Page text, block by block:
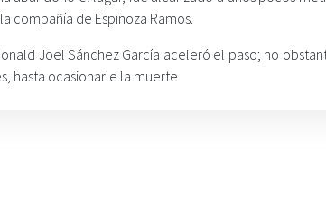
compañía de Espinoza Ramos.
Joel Sánchez García aceleró el paso; no
hasta ocasionarle la muerte.